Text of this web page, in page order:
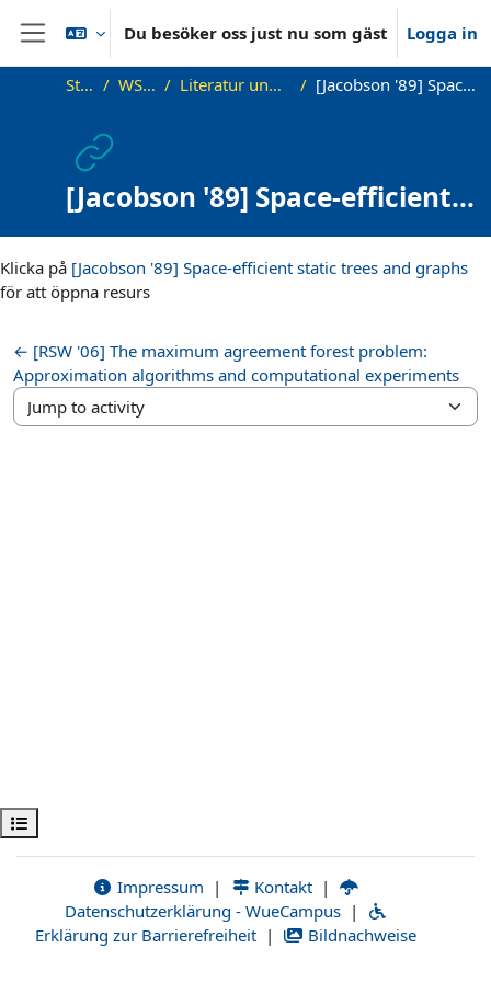
Gå direkt till huvudinnehåll
Sidopanel
Du besöker oss just nu som gäst Logga in
Öppna kursmenyn
Startsida WS20_AdvAlg Literatur und zusätzliche Materialien [Jacobson '89] Space-efficient static trees and graphs
[Jacobson '89] Space-efficient
static trees and graphs
Klicka på [Jacobson '89] Space-efficient static trees and graphs
för att öppna resurs
← [RSW '06] The maximum agreement forest problem:
Approximation algorithms and computational experiments
Jump to activity
Impressum | Kontakt |
Datenschutzerklärung - WueCampus |
Erklärung zur Barrierefreiheit | Bildnachweise